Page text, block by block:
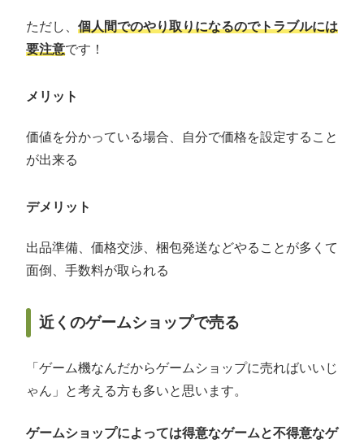
ただし、 個人間でのやり取りになるのでトラブルには
要注意です！
メリット
価値を分かっている場合、自分で価格を設定すること
が出来る
デメリット
出品準備、価格交渉、梱包発送などやることが多くて
面倒、手数料が取られる
近くのゲームショップで売る
「ゲーム機なんだからゲームショップに売ればいいじ
ゃん」と考える方も多いと思います。
ゲームショップによっては得意なゲームと不得意なゲ